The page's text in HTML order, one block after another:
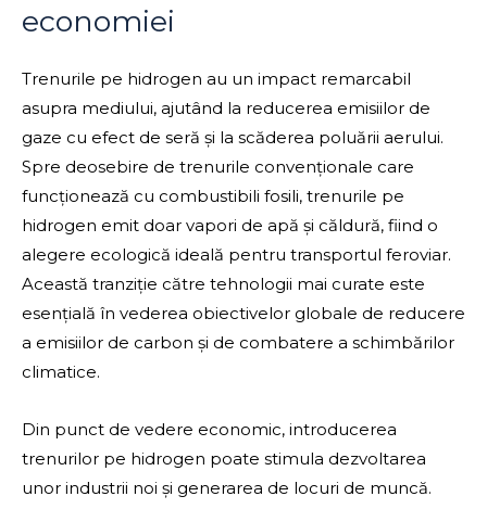
economiei
Trenurile pe hidrogen au un impact remarcabil
asupra mediului, ajutând la reducerea emisiilor de
gaze cu efect de seră și la scăderea poluării aerului.
Spre deosebire de trenurile convenționale care
funcționează cu combustibili fosili, trenurile pe
hidrogen emit doar vapori de apă și căldură, fiind o
alegere ecologică ideală pentru transportul feroviar.
Această tranziție către tehnologii mai curate este
esențială în vederea obiectivelor globale de reducere
a emisiilor de carbon și de combatere a schimbărilor
climatice.
Din punct de vedere economic, introducerea
trenurilor pe hidrogen poate stimula dezvoltarea
unor industrii noi și generarea de locuri de muncă.